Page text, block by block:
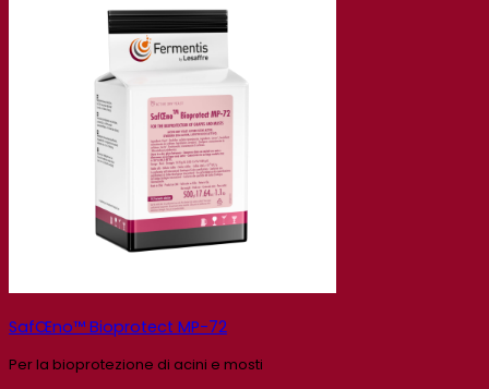
SafŒno™ Bioprotect MP-72
Per la bioprotezione di acini e mosti